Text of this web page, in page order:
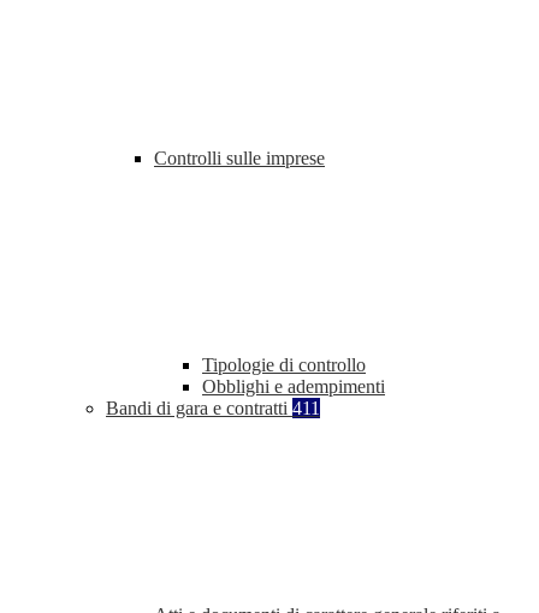
Controlli sulle imprese
Tipologie di controllo
Obblighi e adempimenti
Bandi di gara e contratti 411